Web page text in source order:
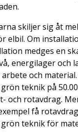
skiljer sig åt
elbil. Om
medges en
energilager och
och
teknik på
och rotavdrag.
få
teknik för